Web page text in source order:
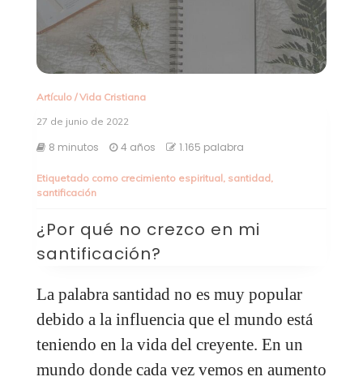
Artículo/Vida Cristiana
27 de junio de 2022
8 minutos 4 años 1.165 palabra
Etiquetado como crecimiento espiritual, santidad,
santificación
¿Por qué no crezco en mi
santificación?
La palabra santidad no es muy popular
debido a la influencia que el mundo está
teniendo en la vida del creyente. En un
mundo donde cada vez vemos en aumento